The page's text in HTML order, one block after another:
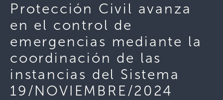
Protección Civil avanza
en el control de
emergencias mediante la
coordinación de las
instancias del Sistema
19/NOVIEMBRE/2024